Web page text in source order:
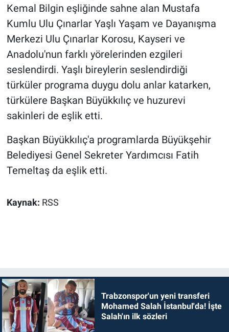
Kemal Bilgin eşliğinde sahne alan Mustafa
Kumlu Ulu Çınarlar Yaşlı Yaşam ve Dayanışma
Merkezi Ulu Çınarlar Korosu, Kayseri ve
Anadolu'nun farklı yörelerinden ezgileri
seslendirdi. Yaşlı bireylerin seslendirdiği
türküler programa duygu dolu anlar katarken,
türkülere Başkan Büyükkılıç ve huzurevi
sakinleri de eşlik etti.
Başkan Büyükkılıç'a programlarda Büyükşehir
Belediyesi Genel Sekreter Yardımcısı Fatih
Temeltaş da eşlik etti.
Kaynak: RSS
Trabzonspor'un yeni transferi
Mohamed Salah İstanbul'da! İşte
Salah'ın ilk sözleri